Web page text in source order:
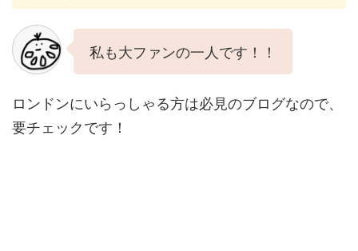
私も大ファンの一人です！！
ロンドンにいらっしゃる方は必見のブログなので、
要チェックです！